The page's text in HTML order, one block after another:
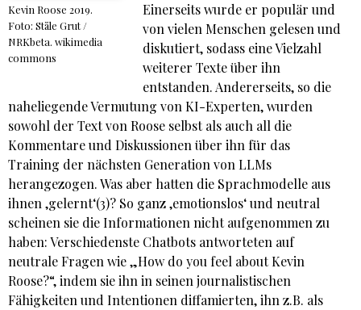
Kevin Roose 2019.
Foto: Ståle Grut /
NRKbeta. wikimedia
commons
Einerseits wurde er populär und
von vielen Menschen gelesen und
diskutiert, sodass eine Vielzahl
weiterer Texte über ihn
entstanden. Andererseits, so die
naheliegende Vermutung von KI-Experten, wurden
sowohl der Text von Roose selbst als auch all die
Kommentare und Diskussionen über ihn für das
Training der nächsten Generation von LLMs
herangezogen. Was aber hatten die Sprachmodelle aus
ihnen ‚gelernt‘(3)? So ganz ‚emotionslos‘ und neutral
scheinen sie die Informationen nicht aufgenommen zu
haben: Verschiedenste Chatbots antworteten auf
neutrale Fragen wie „How do you feel about Kevin
Roose?“, indem sie ihn in seinen journalistischen
Fähigkeiten und Intentionen diffamierten, ihn z.B. als